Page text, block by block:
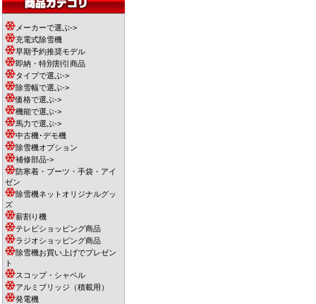
メーカーで選ぶ->
充電式除雪機
早期予約推奨モデル
即納・特別割引商品
タイプで選ぶ->
除雪幅で選ぶ->
価格で選ぶ->
機能で選ぶ->
馬力で選ぶ->
中古機･デモ機
除雪機オプション
補修部品->
防寒着・ブーツ・手袋・アイ
ゼン
除雪機ネットオリジナルグッ
ズ
薪割り機
テレビショッピング商品
ラジオショッピング商品
除雪機お買い上げでプレゼン
ト
スコップ・シャベル
アルミブリッジ（積載用）
発電機